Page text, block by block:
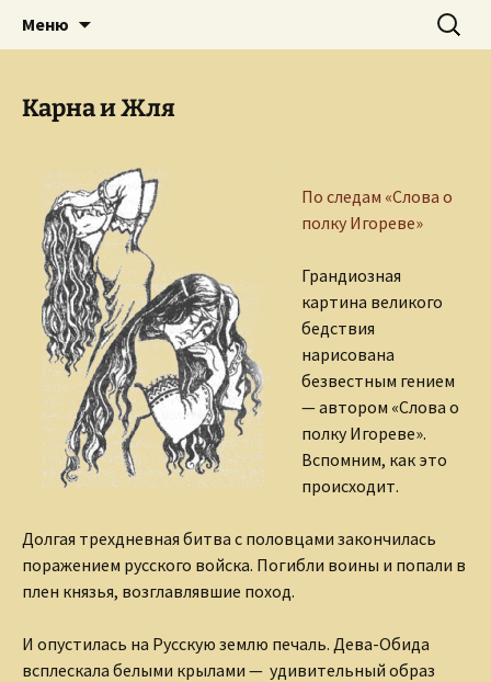
Сайт Ольги Грибановой
Творческое пространство писателя,
поэта, публициста, литературоведа
Меню Найти:
Карна и Жля
По следам «Слова о
полку Игореве»
Грандиозная
картина великого
бедствия
нарисована
безвестным гением
— автором «Слова о
полку Игореве».
Вспомним, как это
происходит.
Долгая трехдневная битва с половцами закончилась
поражением русского войска. Погибли воины и попали в
плен князья, возглавлявшие поход.
И опустилась на Русскую землю печаль. Дева-Обида
всплескала белыми крылами — удивительный образ